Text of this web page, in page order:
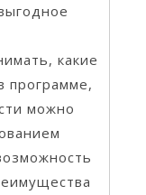
какие
программе,
можно